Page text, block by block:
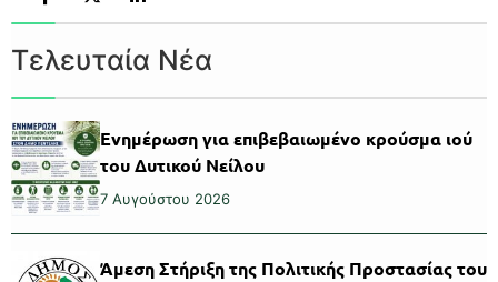
Τελευταία Νέα
Ενημέρωση για επιβεβαιωμένο κρούσμα ιού
του Δυτικού Νείλου
7 Αυγούστου 2026
Άμεση Στήριξη της Πολιτικής Προστασίας του